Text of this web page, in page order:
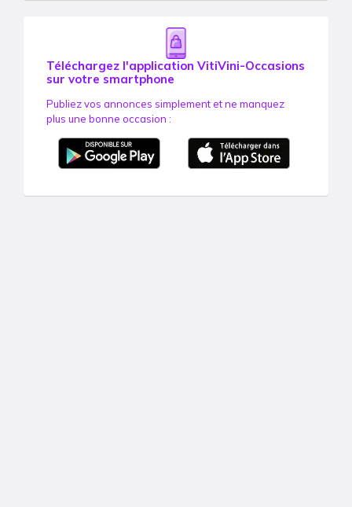
Téléchargez l'application VitiVini-Occasions
sur votre smartphone
Publiez vos annonces simplement et ne manquez
plus une bonne occasion :